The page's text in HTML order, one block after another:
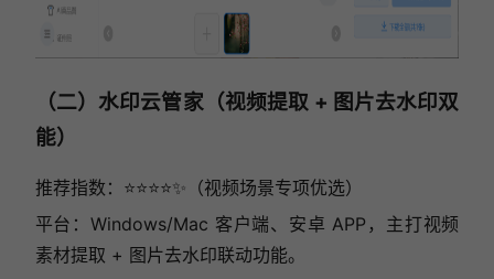
（二）水印云管家（视频提取 + 图片去水印双
能）
推荐指数：⭐⭐⭐⭐✨（视频场景专项优选）
平台：Windows/Mac 客户端、安卓 APP，主打视频
素材提取 + 图片去水印联动功能。